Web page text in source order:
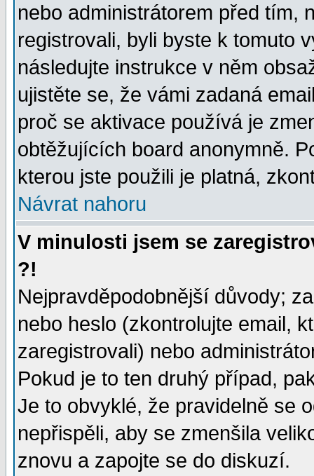
nebo administrátorem před tím,
registrovali, byli byste k tomuto
následujte instrukce v něm
ujistěte se, že vámi zadaná
proč se aktivace používá je
obtěžujících board anonymně.
kterou jste použili je platná,
Návrat nahoru
V minulosti jsem se
?!
Nejpravděpodobnější důvody;
nebo heslo (zkontrolujte email,
zaregistrovali) nebo
Pokud je to ten druhý případ,
Je to obvyklé, že pravidelně se
nepřispěli, aby se zmenšila
znovu a zapojte se do diskuzí.